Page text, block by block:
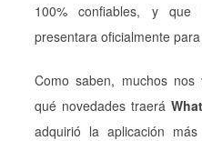
100% confiables, y que
presentara oficialmente
Como saben, muchos nos
qué novedades traerá
adquirió la aplicación